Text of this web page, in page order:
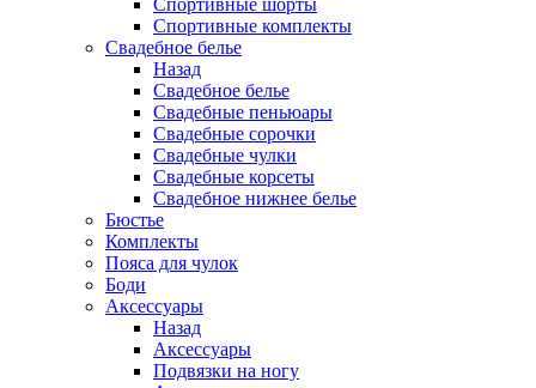
Спортивные шорты
Спортивные комплекты
Свадебное белье
Назад
Свадебное белье
Свадебные пеньюары
Свадебные сорочки
Свадебные чулки
Свадебные корсеты
Свадебное нижнее белье
Бюстье
Комплекты
Пояса для чулок
Боди
Аксессуары
Назад
Аксессуары
Подвязки на ногу